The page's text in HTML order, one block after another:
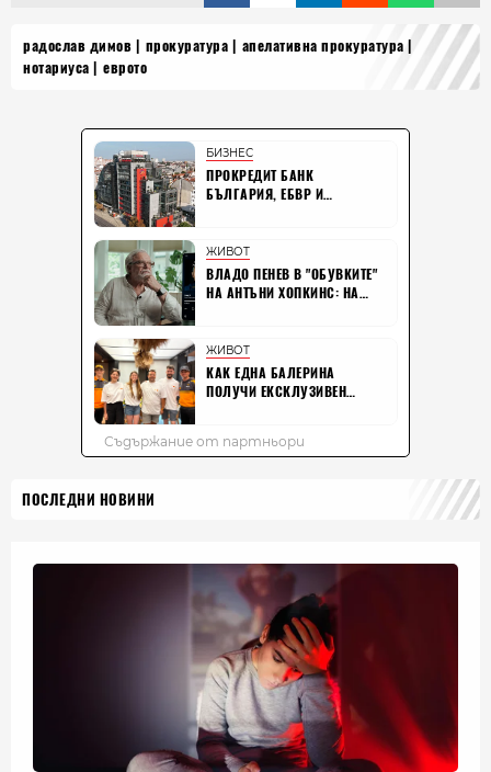
радослав димов прокуратура
апелативна прокуратура
нотариуса
еврото
ПОСЛЕДНИ НОВИНИ